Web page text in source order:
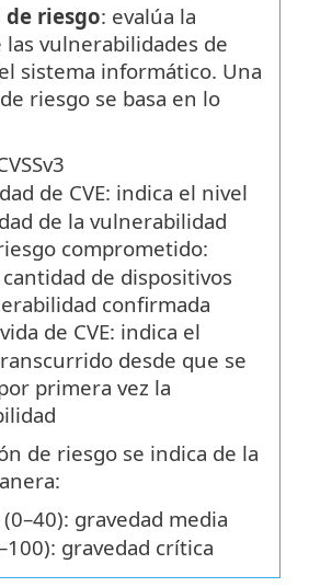
riesgo: evalúa la
las vulnerabilidades de
sistema informático. Una
riesgo se basa en lo
de CVE: indica el nivel
de la vulnerabilidad
comprometido:
de dispositivos
confirmada
de CVE: indica el
desde que se
primera vez la
de riesgo se indica de la
gravedad media
gravedad crítica